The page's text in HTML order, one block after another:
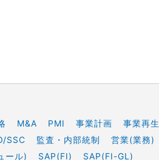
M&A PMI 事業計画
事業再生
SSC 監査・内部統制
営業(業務)
ール) SAP(FI)
SAP(FI-GL)